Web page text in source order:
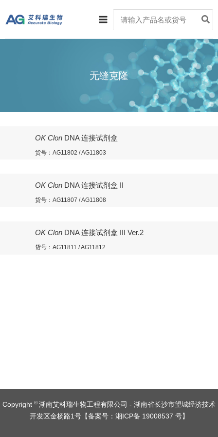
容
Main
Menu
for:
无缝克隆
OK ClonDNA 连接试剂盒
货号：AG11802 / AG11803
OK ClonDNA 连接试剂盒 II
货号：AG11807 / AG11808
OK ClonDNA 连接试剂盒 III Ver.2
货号：AG11811 / AG11812
Copyright ©湖南艾科瑞生物工程有限公司 - 湖南省长沙市望城经济技术
开发区金杨路1号【备案号：湘ICP备 19008537 号】